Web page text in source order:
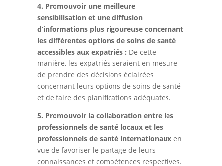
4. Promouvoir une meilleure
sensibilisation et une diffusion
d’informations plus rigoureuse concernant
les différentes options de soins de santé
accessibles aux expatriés : De cette
manière, les expatriés seraient en mesure
de prendre des décisions éclairées
concernant leurs options de soins de santé
et de faire des planifications adéquates.
5. Promouvoir la collaboration entre les
professionnels de santé locaux et les
professionnels de santé internationauxen
vue de favoriser le partage de leurs
connaissances et compétences respectives.